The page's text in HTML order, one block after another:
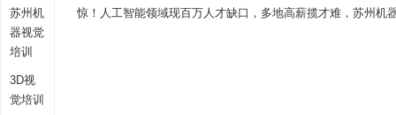
标签
苏州机
器视觉
培训
3D视
觉培训